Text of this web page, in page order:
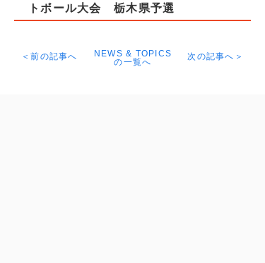
トボール大会 栃木県予選
＜前の記事へ
NEWS & TOPICS
の一覧へ
次の記事へ＞